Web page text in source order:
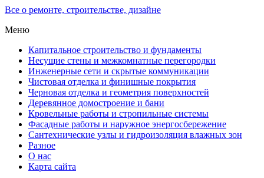
Все о ремонте, строительстве, дизайне
Меню
Капитальное строительство и фундаменты
Несущие стены и межкомнатные перегородки
Инженерные сети и скрытые коммуникации
Чистовая отделка и финишные покрытия
Черновая отделка и геометрия поверхностей
Деревянное домостроение и бани
Кровельные работы и стропильные системы
Фасадные работы и наружное энергосбережение
Сантехнические узлы и гидроизоляция влажных зон
Разное
О нас
Карта сайта